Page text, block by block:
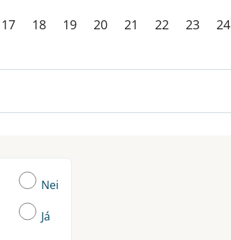
17 18 19 20 21 22 23 24
Nei
Já